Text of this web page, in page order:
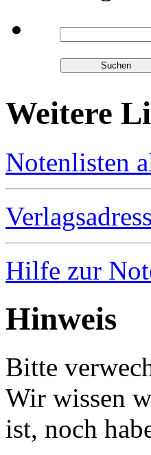
Weitere
Notenlisten
Hilfe zur
Hinweis
Bitte
Wir wissen
ist, noch